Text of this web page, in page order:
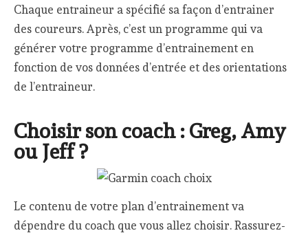
Chaque entraineur a spécifié sa façon d’entrainer
des coureurs. Après, c’est un programme qui va
générer votre programme d’entrainement en
fonction de vos données d’entrée et des orientations
de l’entraineur.
Choisir son coach : Greg, Amy
ou Jeff ?
Le contenu de votre plan d’entrainement va
dépendre du coach que vous allez choisir. Rassurez-